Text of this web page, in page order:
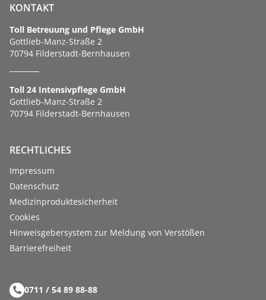
KONTAKT
Toll Betreuung und Pflege GmbH
Gottlieb-Manz-Straße 2
70794 Filderstadt-Bernhausen
Toll 24 Intensivpflege GmbH
Gottlieb-Manz-Straße 2
70794 Filderstadt-Bernhausen
RECHTLICHES
Impressum
Datenschutz
Medizinproduktesicherheit
Cookies
Hinweisgebersystem zur Meldung von Verstößen
Barriere­­freiheit
0711 / 54 89 88-88